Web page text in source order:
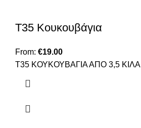
T35 Κουκουβάγια
From: €19.00
Τ35 ΚΟΥΚΟΥΒΑΓΙΑ ΑΠΟ 3,5 ΚΙΛΑ